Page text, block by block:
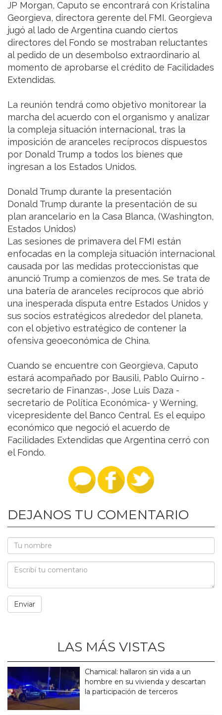
JP Morgan, Caputo se encontrará con Kristalina
Georgieva, directora gerente del FMI. Georgieva
jugó al lado de Argentina cuando ciertos
directores del Fondo se mostraban reluctantes
al pedido de un desembolso extraordinario al
momento de aprobarse el crédito de Facilidades
Extendidas.
La reunión tendrá como objetivo monitorear la
marcha del acuerdo con el organismo y analizar
la compleja situación internacional, tras la
imposición de aranceles recíprocos dispuestos
por Donald Trump a todos los bienes que
ingresan a los Estados Unidos.
Donald Trump durante la presentación
Donald Trump durante la presentación de su
plan arancelario en la Casa Blanca, (Washington,
Estados Unidos)
Las sesiones de primavera del FMI están
enfocadas en la compleja situación internacional
causada por las medidas proteccionistas que
anunció Trump a comienzos de mes. Se trata de
una batería de aranceles recíprocos que abrió
una inesperada disputa entre Estados Unidos y
sus socios estratégicos alrededor del planeta,
con el objetivo estratégico de contener la
ofensiva geoeconómica de China.
Cuando se encuentre con Georgieva, Caputo
estará acompañado por Bausili, Pablo Quirno -
secretario de Finanzas-, Jose Luis Daza -
secretario de Política Económica- y Werning,
vicepresidente del Banco Central. Es el equipo
económico que negoció el acuerdo de
Facilidades Extendidas que Argentina cerró con
el Fondo.
DEJANOS TU COMENTARIO
LAS MÁS VISTAS
Chamical: hallaron sin vida a un
hombre en su vivienda y descartan
la participación de terceros